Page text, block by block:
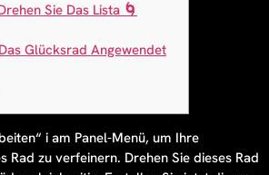
Sie Das Lista 🌀
Glücksrad Angewendet
i am Panel-Menü, um Ihre
Rad zu verfeinern. Drehen Sie dieses Rad